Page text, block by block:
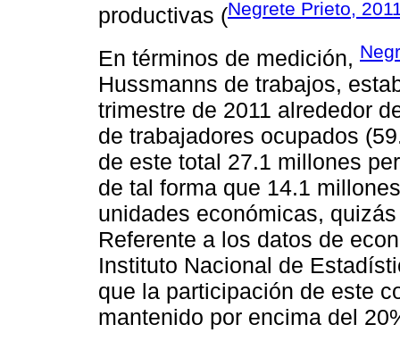
productivas (Negrete Prieto,
En términos de medición,
Hussmanns de trabajos,
trimestre de 2011 alrededor
de trabajadores ocupados
de este total 27.1 millones
de tal forma que 14.1
unidades económicas,
Referente a los datos de
Instituto Nacional de
que la participación de este
mantenido por encima del